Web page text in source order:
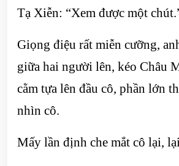
Tạ Xiễn: “Xem được một
Giọng điệu rất miễn cưỡng,
giữa hai người lên, kéo Châu
cằm tựa lên đầu cô, phần lớn
nhìn cô.
Mấy lần định che mắt cô lại,